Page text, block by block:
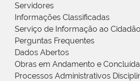
Servidores
Informações Classificadas
Serviço de Informação ao
Perguntas Frequentes
Dados Abertos
Obras em Andamento e
Processos Administrativos